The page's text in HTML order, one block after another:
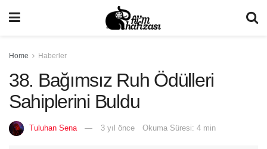
Home Haberler
38. Bağımsız Ruh Ödülleri
Sahiplerini Buldu
Tuluhan Sena 3 yıl önce Okuma Süresi: 4 min